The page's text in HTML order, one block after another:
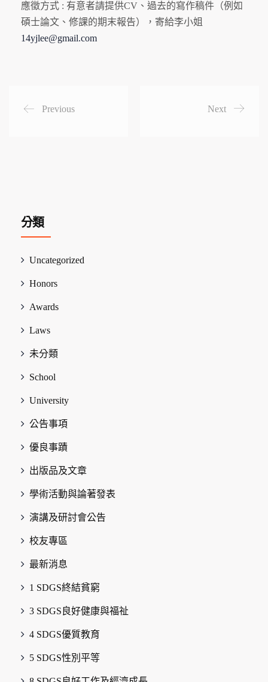
應徵方式 : 有意者請提供CV、過去的寫作稿件（例如
碩士論文、 修課的期末報告），寄給李小姐
14yjlee@gmail.com
Previous Next
分類
Uncategorized
Honors
Awards
Laws
未分類
School
University
公告事項
優良事蹟
出版品及文章
學術活動與論著發表
演講及研討會公告
校友專區
最新消息
1 SDGS終結貧窮
3 SDGS良好健康與福祉
4 SDGS優質教育
5 SDGS性別平等